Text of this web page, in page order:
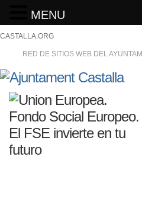
CASTALLA.ORG
RED DE SITIOS WEB DEL
MENU